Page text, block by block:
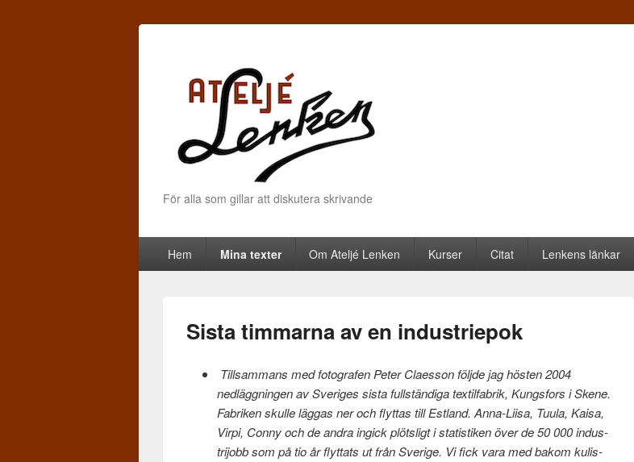
För alla som gillar att diskutera skrivande
Primary menu
Skip to primary content
Skip to secondary content
Hem Mina texter Om Ateljé Lenken Kurser Citat Lenkens länkar
Sista timmarna av en industriepok
Till­sam­mans med fotografen Peter Claes­son följde jag hösten 2004
nedläg­gnin­gen av Sveriges sista full­ständiga tex­til­fab­rik, Kungs­fors i Skene.
Fab­riken skulle läg­gas ner och fly­t­tas till Est­land.Anna-Liisa, Tuula, Kaisa,
Virpi, Conny och de andra ing­ick plöt­sligt i sta­tis­tiken över de 50 000 indus­
tri­jobb som på tio år fly­t­tats ut från Sverige. Vi fick vara med bakom kulis­